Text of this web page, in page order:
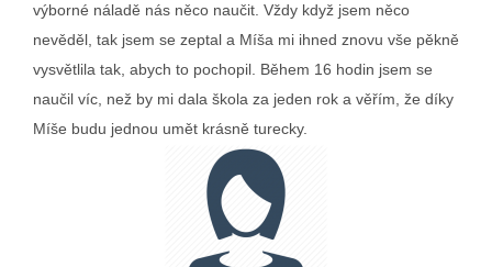
výborné náladě nás něco naučit. Vždy když jsem něco
nevěděl, tak jsem se zeptal a Míša mi ihned znovu vše pěkně
vysvětlila tak, abych to pochopil. Během 16 hodin jsem se
naučil víc, než by mi dala škola za jeden rok a věřím, že díky
Míše budu jednou umět krásně turecky.